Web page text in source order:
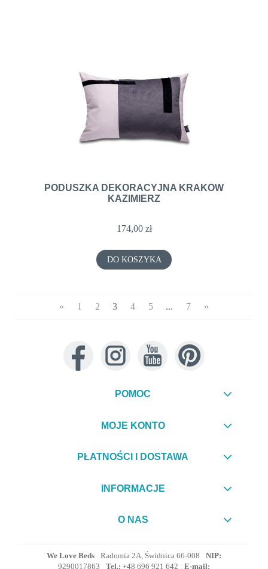
PODUSZKA DEKORACYJNA KRAKÓW
KAZIMIERZ
174,00 zł
DO KOSZYKA
« 1 2 3 4 5 ... 7 »
POMOC
MOJE KONTO
PŁATNOŚCI I DOSTAWA
INFORMACJE
O NAS
We Love Beds Radomia 2A, Świdnica 66-008
NIP:
9290017863
Tel.: +48 696 921 642 E-mail: